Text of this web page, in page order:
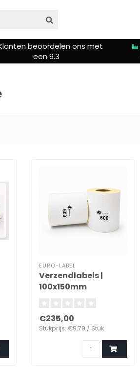
beoordelen ons met
een 9.3
EURO-LABEL
Verzendlabels |
100x150mm
€235,00
Stukprijs: €9,79 / Stuk